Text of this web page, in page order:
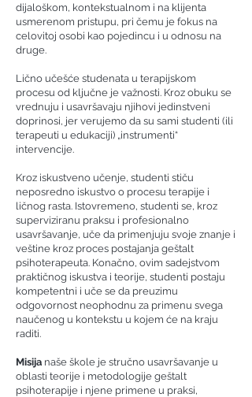
dijaloškom, kontekstualnom i na klijenta
usmerenom pristupu, pri čemu je fokus na
celovitoj osobi kao pojedincu i u odnosu na
druge.
Lično učešće studenata u terapijskom
procesu od ključne je važnosti. Kroz obuku se
vrednuju i usavršavaju njihovi jedinstveni
doprinosi, jer verujemo da su sami studenti (ili
terapeuti u edukaciji) „instrumenti“
intervencije.
Kroz iskustveno učenje, studenti stiču
neposredno iskustvo o procesu terapije i
ličnog rasta. Istovremeno, studenti se, kroz
superviziranu praksu i profesionalno
usavršavanje, uče da primenjuju svoje znanje i
veštine kroz proces postajanja geštalt
psihoterapeuta. Konačno, ovim sadejstvom
praktičnog iskustva i teorije, studenti postaju
kompetentni i uče se da preuzimu
odgovornost neophodnu za primenu svega
naučenog u kontekstu u kojem će na kraju
raditi.
Misija naše škole je stručno usavršavanje u
oblasti teorije i metodologije geštalt
psihoterapije i njene primene u praksi,